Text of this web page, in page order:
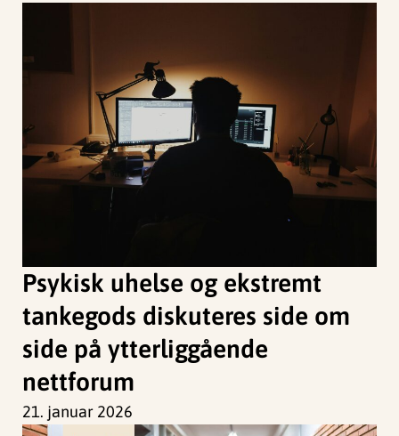
Psykisk uhelse og ekstremt
tankegods diskuteres side om
side på ytterliggående
nettforum
21. januar 2026